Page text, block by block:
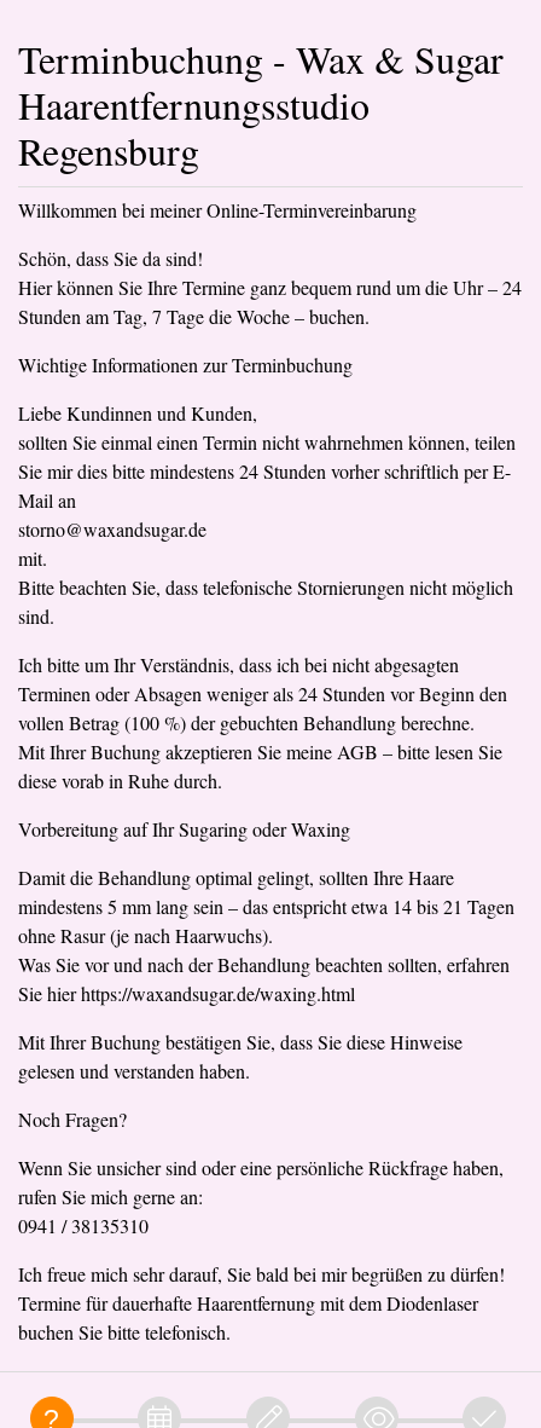
Terminbuchung - Wax & Sugar
Haarentfernungsstudio
Regensburg
Willkommen bei meiner Online-Terminvereinbarung
Schön, dass Sie da sind!
Hier können Sie Ihre Termine ganz bequem rund um die Uhr – 24
Stunden am Tag, 7 Tage die Woche – buchen.
Wichtige Informationen zur Terminbuchung
Liebe Kundinnen und Kunden,
sollten Sie einmal einen Termin nicht wahrnehmen können, teilen
Sie mir dies bitte mindestens 24 Stunden vorher schriftlich per E-
Mail an
storno@waxandsugar.de
mit.
Bitte beachten Sie, dass telefonische Stornierungen nicht möglich
sind.
Ich bitte um Ihr Verständnis, dass ich bei nicht abgesagten
Terminen oder Absagen weniger als 24 Stunden vor Beginn den
vollen Betrag (100 %) der gebuchten Behandlung berechne.
Mit Ihrer Buchung akzeptieren Sie meine AGB – bitte lesen Sie
diese vorab in Ruhe durch.
Vorbereitung auf Ihr Sugaring oder Waxing
Damit die Behandlung optimal gelingt, sollten Ihre Haare
mindestens 5 mm lang sein – das entspricht etwa 14 bis 21 Tagen
ohne Rasur (je nach Haarwuchs).
Was Sie vor und nach der Behandlung beachten sollten, erfahren
Sie hier https://waxandsugar.de/waxing.html
Mit Ihrer Buchung bestätigen Sie, dass Sie diese Hinweise
gelesen und verstanden haben.
Noch Fragen?
Wenn Sie unsicher sind oder eine persönliche Rückfrage haben,
rufen Sie mich gerne an:
0941 / 38135310
Ich freue mich sehr darauf, Sie bald bei mir begrüßen zu dürfen!
Termine für dauerhafte Haarentfernung mit dem Diodenlaser
buchen Sie bitte telefonisch.